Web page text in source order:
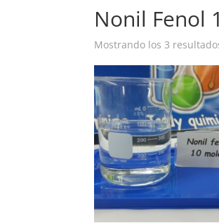
Nonil Fenol
Mostrando los 3